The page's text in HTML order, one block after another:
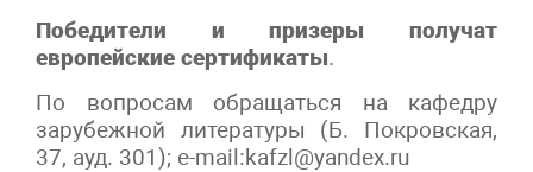
Победители и призеры получат
европейские сертификаты.
По вопросам обращаться на кафедру
зарубежной литературы (Б. Покровская,
37, ауд. 301); e-mail:kafzl@yandex.ru